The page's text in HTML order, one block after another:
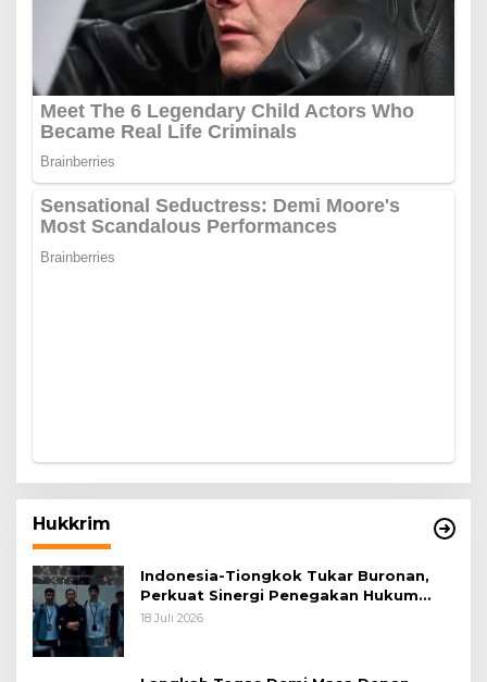
Hukkrim
Indonesia-Tiongkok Tukar Buronan,
Perkuat Sinergi Penegakan Hukum
Lintas Negara
18 Juli 2026